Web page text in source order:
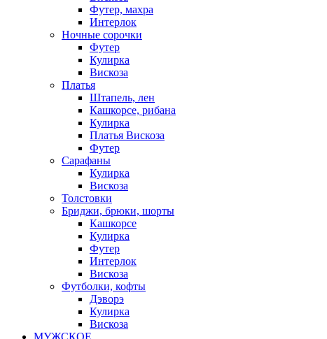
Футер, махра
Интерлок
Ночные сорочки
Футер
Кулирка
Вискоза
Платья
Штапель, лен
Кашкорсе, рибана
Кулирка
Платья Вискоза
Футер
Сарафаны
Кулирка
Вискоза
Толстовки
Бриджи, брюки, шорты
Кашкорсе
Кулирка
Футер
Интерлок
Вискоза
Футболки, кофты
Дэворэ
Кулирка
Вискоза
МУЖСКОЕ